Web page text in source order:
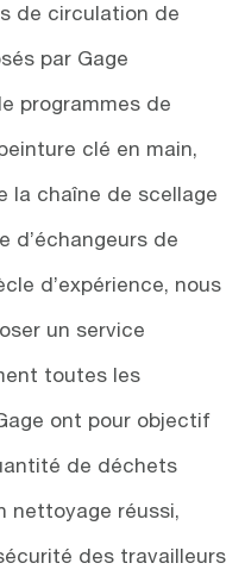
de circulation de
par Gage
programmes de
clé en main,
la chaîne de scellage
d’échangeurs de
d’expérience, nous
un service
toutes les
ont pour objectif
de déchets
nettoyage réussi,
des travailleurs